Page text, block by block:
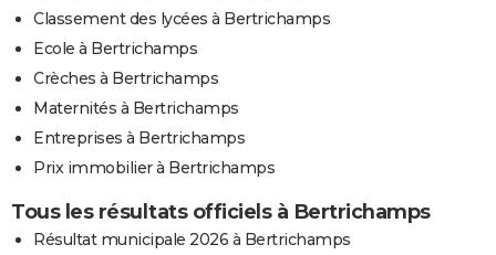
Classement des lycées à Bertrichamps
Ecole à Bertrichamps
Crèches à Bertrichamps
Maternités à Bertrichamps
Entreprises à Bertrichamps
Prix immobilier à Bertrichamps
Tous les résultats officiels à Bertrichamps
Résultat municipale 2026 à Bertrichamps